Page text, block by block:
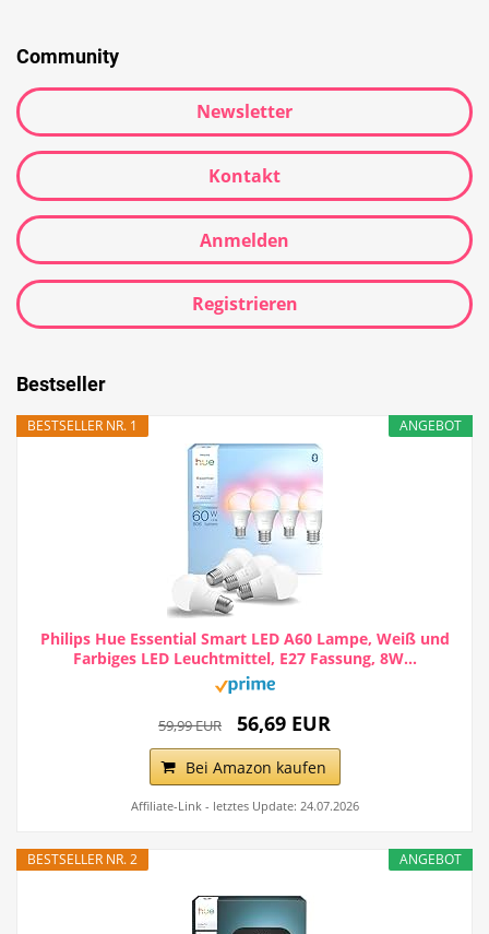
Community
Newsletter
Kontakt
Anmelden
Registrieren
Bestseller
ANGEBOT
BESTSELLER NR. 1
Philips Hue Essential Smart LED A60 Lampe, Weiß und
Farbiges LED Leuchtmittel, E27 Fassung, 8W...
59,99 EUR 56,69 EUR
Bei Amazon kaufen
Affiliate-Link - letztes Update: 24.07.2026
ANGEBOT
BESTSELLER NR. 2